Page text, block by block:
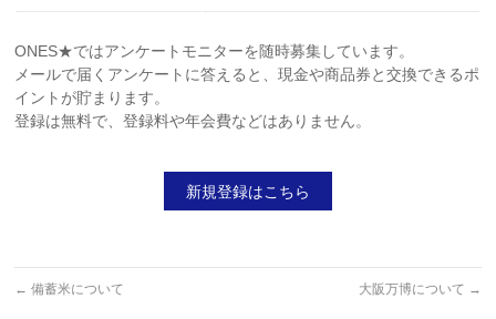
ONES★ではアンケートモニターを随時募集しています。
メールで届くアンケートに答えると、現金や商品券と交換できるポ
イントが貯まります。
登録は無料で、登録料や年会費などはありません。
新規登録はこちら
← 備蓄米について 大阪万博について →